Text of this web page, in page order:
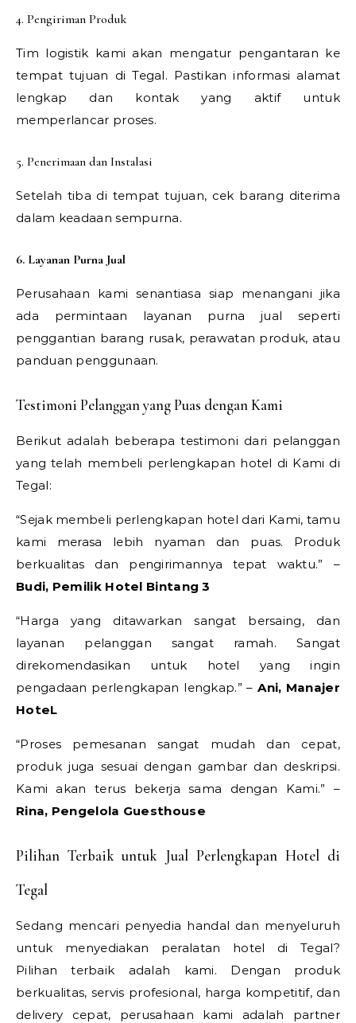
4. Pengiriman Produk
Tim logistik kami akan mengatur pengantaran ke
tempat tujuan di Tegal. Pastikan informasi alamat
lengkap dan kontak yang aktif untuk
memperlancar proses.
5. Penerimaan dan Instalasi
Setelah tiba di tempat tujuan, cek barang diterima
dalam keadaan sempurna.
6. Layanan Purna Jual
Perusahaan kami senantiasa siap menangani jika
ada permintaan layanan purna jual seperti
penggantian barang rusak, perawatan produk, atau
panduan penggunaan.
Testimoni Pelanggan yang Puas dengan Kami
Berikut adalah beberapa testimoni dari pelanggan
yang telah membeli perlengkapan hotel di Kami di
Tegal:
“Sejak membeli perlengkapan hotel dari Kami, tamu
kami merasa lebih nyaman dan puas. Produk
berkualitas dan pengirimannya tepat waktu.” –
Budi, Pemilik Hotel Bintang 3
“Harga yang ditawarkan sangat bersaing, dan
layanan pelanggan sangat ramah. Sangat
direkomendasikan untuk hotel yang ingin
pengadaan perlengkapan lengkap.” –Ani, Manajer
HoteL
“Proses pemesanan sangat mudah dan cepat,
produk juga sesuai dengan gambar dan deskripsi.
Kami akan terus bekerja sama dengan Kami.” –
Rina, Pengelola Guesthouse
Pilihan Terbaik untuk Jual Perlengkapan Hotel di
Tegal
Sedang mencari penyedia handal dan menyeluruh
untuk menyediakan peralatan hotel di Tegal?
Pilihan terbaik adalah kami. Dengan produk
berkualitas, servis profesional, harga kompetitif, dan
delivery cepat, perusahaan kami adalah partner